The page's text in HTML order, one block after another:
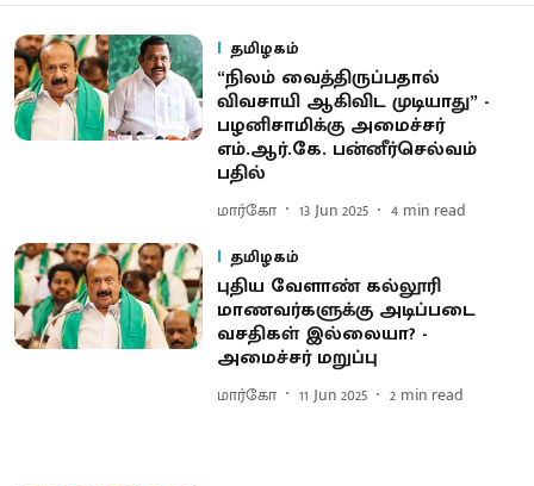
தமிழகம்
“நிலம் வைத்திருப்பதால்
விவசாயி ஆகிவிட முடியாது” -
பழனிசாமிக்கு அமைச்சர்
எம்.ஆர்.கே. பன்னீர்செல்வம்
பதில்
மார்கோ 13 Jun 2025 4 min read
தமிழகம்
புதிய வேளாண் கல்லூரி
மாணவர்களுக்கு அடிப்படை
வசதிகள் இல்லையா? -
அமைச்சர் மறுப்பு
மார்கோ 11 Jun 2025 2 min read